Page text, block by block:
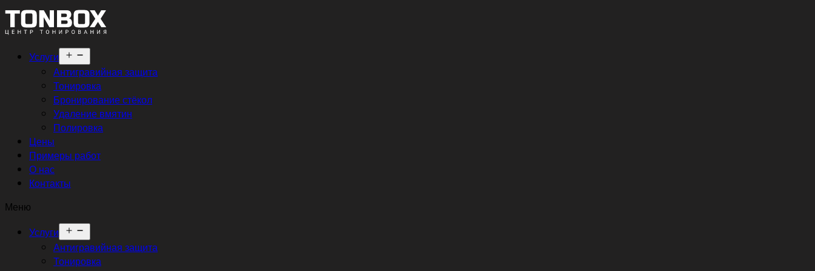
Услуги
меню
Антигравийная защита
Тонировка
Бронирование стёкол
Удаление вмятин
Полировка
Цены
Примеры работ
О нас
Контакты
Меню
Услуги
меню
Антигравийная защита
Тонировка